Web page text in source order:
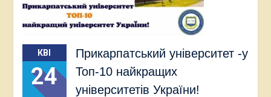
КВІ
24
Прикарпатський університет -у
Топ-10 найкращих
університетів України!